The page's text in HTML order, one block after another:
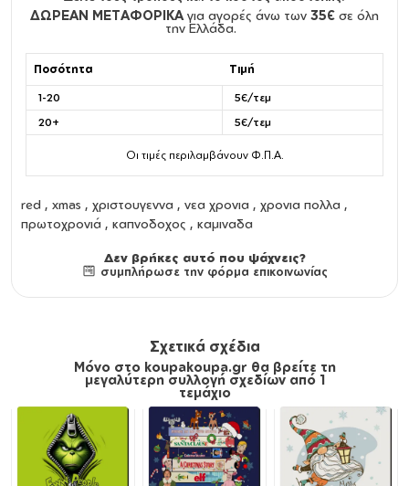
ΔΩΡΕΑΝ ΜΕΤΑΦΟΡΙΚΑ για αγορές άνω των 35€ σε όλη
την Ελλάδα.
Ποσότητα Τιμή
1-20
5€/τεμ
20+
5€/τεμ
Οι τιμές περιλαμβάνουν Φ.Π.Α.
red , xmas , χριστουγεννα , νεα χρονια , χρονια πολλα ,
πρωτοχρονιά , καπνοδοχος , καμιναδα
Δεν βρήκες αυτό που ψάχνεις?
συμπλήρωσε την φόρμα επικοινωνίας
Σχετικά σχέδια
Μόνο στο koupakoupa.gr θα βρείτε τη
μεγαλύτερη συλλογή σχεδίων από 1
τεμάχιο